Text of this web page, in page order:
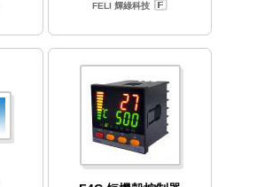
FELI 輝綠科技